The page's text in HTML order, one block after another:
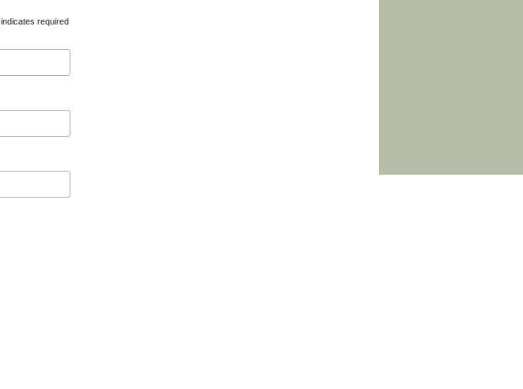
indicates required